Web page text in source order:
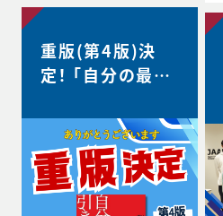
ていました。時事通信
け、大関選手のコメン
トの「真意」をスポー
ツ心理学の視点から、
た内容がこちらの記
事にまとめられてい
ます。大関選手の布施
の1年間の取組みの
中身が見えてくると
重版(第4版)決
定！ 「自分の最高
方」